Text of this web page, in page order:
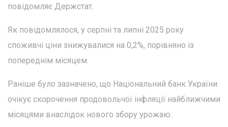
повідомляє Держстат.
Як повідомлялося, у серпні та липні 2025 року
споживчі ціни знижувалися на 0,2%, порівняно із
попереднім місяцем.
Раніше було зазначено, що Національний банк України
очікує скорочення продовольчої інфляції найближчими
місяцями внаслідок нового збору урожаю.